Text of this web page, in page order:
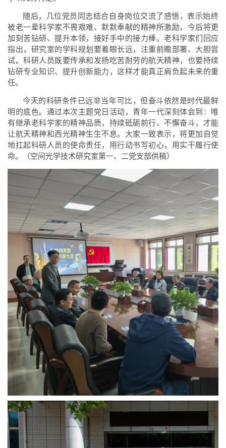
随后，几位党员同志结合自身岗位交流了感悟，表示始终
被老一辈科学家不畏艰难、默默奉献的精神所激励，今后将更
加刻苦钻研、提升本领，接好手中的接力棒。老科学家们回应
指出，研究室的学科规划要着眼长远，注重前瞻部署、大胆尝
试。科研人员既要传承和发扬吃苦耐劳的航天精神，也要持续
钻研专业知识、提升创新能力，这样才能真正肩负起未来的重
任。
今天的科研条件已远非当年可比，但奋斗依然是时代最鲜
明的底色。通过本次主题党日活动，青年一代深刻体会到：唯
有继承老科学家的精神品质，持续砥砺前行、不懈奋斗，才能
让航天精神和西光精神生生不息。大家一致表示，将更加自觉
地扛起科研人员的使命责任，用行动书写初心，用实干履行使
命。
（空间光学技术研究室第一、二党支部供稿）